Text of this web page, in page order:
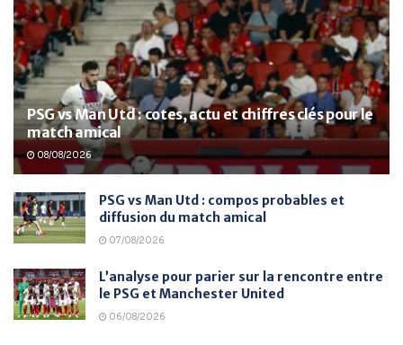
PSG vs Man Utd : cotes, actu et chiffres clés pour le
match amical
08/08/2026
PSG vs Man Utd : compos probables et
diffusion du match amical
07/08/2026
L’analyse pour parier sur la rencontre entre
le PSG et Manchester United
06/08/2026